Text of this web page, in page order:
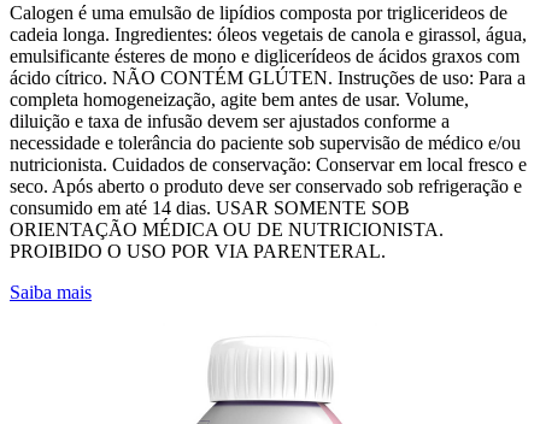
Calogen é uma emulsão de lipídios composta por triglicerideos de
cadeia longa. Ingredientes: óleos vegetais de canola e girassol, água,
emulsificante ésteres de mono e diglicerídeos de ácidos graxos com
ácido cítrico. NÃO CONTÉM GLÚTEN. Instruções de uso: Para a
completa homogeneização, agite bem antes de usar. Volume,
diluição e taxa de infusão devem ser ajustados conforme a
necessidade e tolerância do paciente sob supervisão de médico e/ou
nutricionista. Cuidados de conservação: Conservar em local fresco e
seco. Após aberto o produto deve ser conservado sob refrigeração e
consumido em até 14 dias. USAR SOMENTE SOB
ORIENTAÇÃO MÉDICA OU DE NUTRICIONISTA.
PROIBIDO O USO POR VIA PARENTERAL.
Saiba mais